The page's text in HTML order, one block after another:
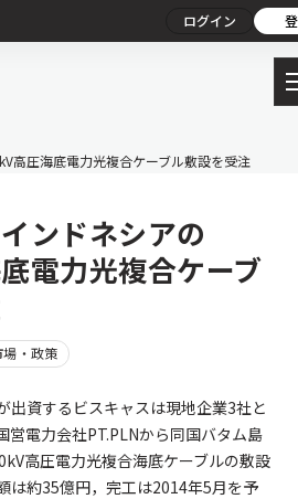
ログイン
高圧海底電力光複合ケーブル敷設を受注
ンドネシアの
電力光複合ケーブ
場・政策
出資するビスキャスは現地企業3社と
営電力会社PT.PLNから同国バタム島
高圧電力光複合海底ケーブルの敷設
は約35億円，完工は2014年5月を予